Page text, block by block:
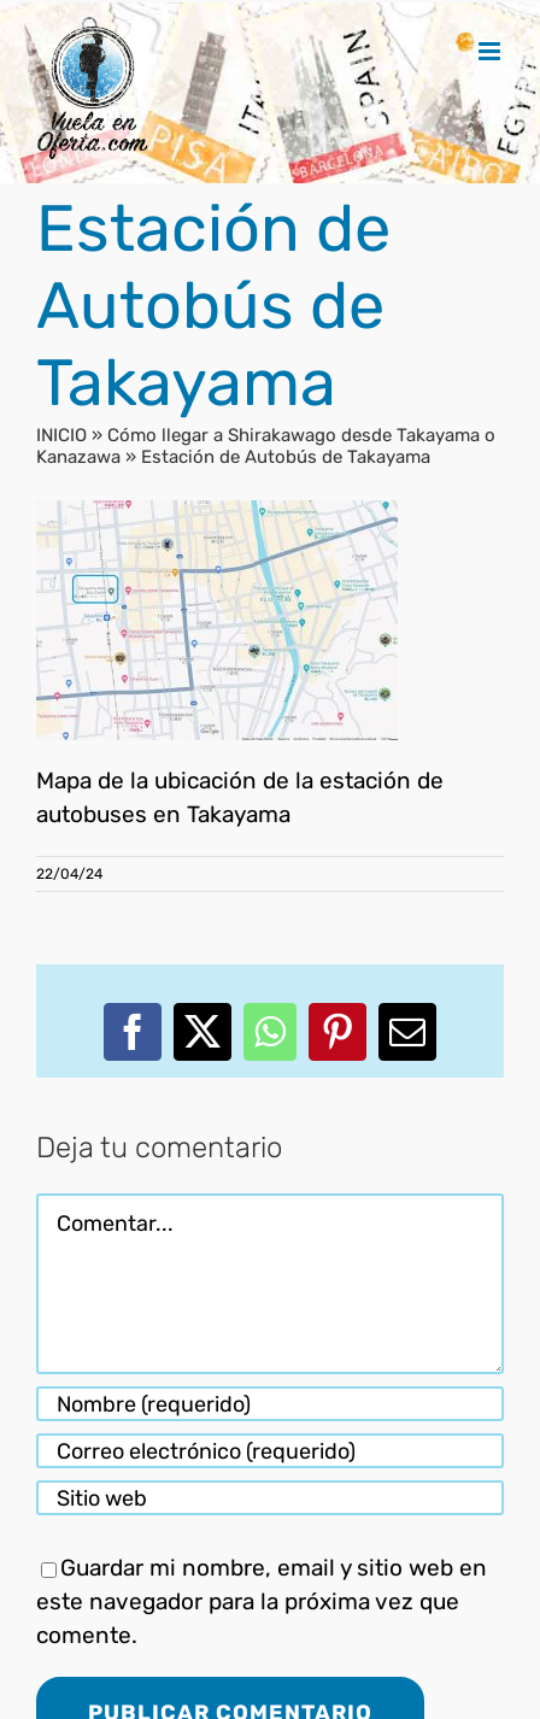
Saltar
contenido
Estación de
Autobús de
Takayama
INICIO » Cómo llegar a Shirakawago desde Takayama o
Kanazawa » Estación de Autobús de Takayama
Mapa de la ubicación de la estación de
autobuses en Takayama
22/04/24
Facebook
X WhatsApp
PinterestCorreo
Deja tu comentario
Comentar
Guardar mi nombre, email y sitio web en
este navegador para la próxima vez que
comente.